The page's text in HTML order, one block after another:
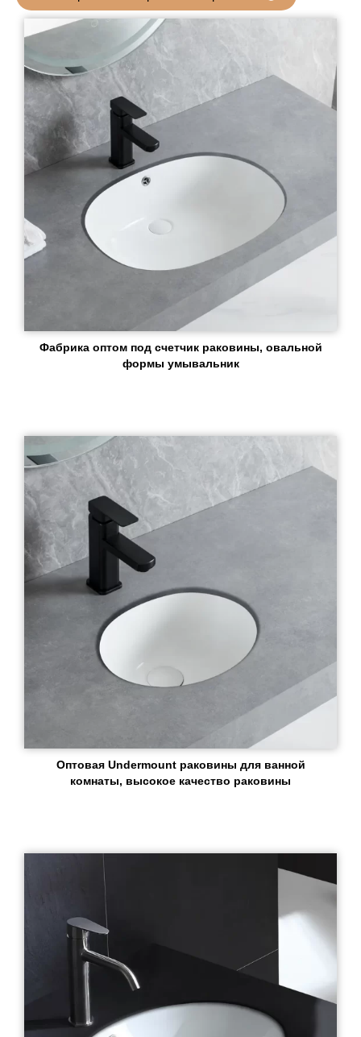
Фабрика оптом под счетчик раковины, овальной
формы умывальник
Оптовая Undermount раковины для ванной
комнаты, высокое качество раковины